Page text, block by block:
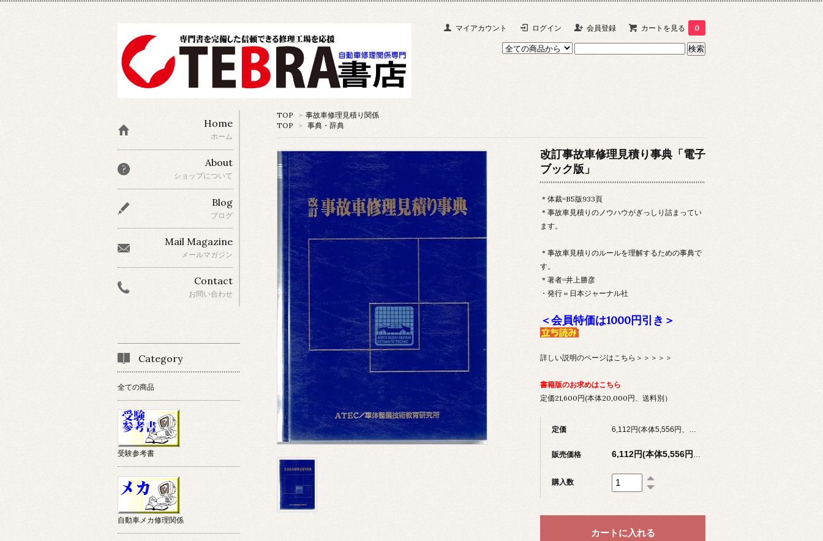
マイアカウント ログイン 会員登録 カートを見る 0
TOP > 事故車修理見積り関係
TOP
> 事典・辞典
改訂事故車修理見積り事典「電子
ブック版」
＊体裁=B5版933頁
＊事故車見積りのノウハウがぎっしり詰まってい
ます。
＊事故車見積りのルールを理解するための事典で
す。
＊著者=井上勝彦
・発行＝日本ジャーナル社
＜会員特価は1000円引き＞
詳しい説明のページはこちら＞＞＞＞＞
書籍版のお求めはこちら
定価21,600円(本体20,000円、送料別）
定価
販売価格 6,112円(本体5,556円、税556円)
購入数
Home
ホーム
About
ショップについて
Blog
ブログ
Mail Magazine
メールマガジン
Contact
お問い合わせ
Category
全ての商品
受験参考書
自動車メカ修理関係